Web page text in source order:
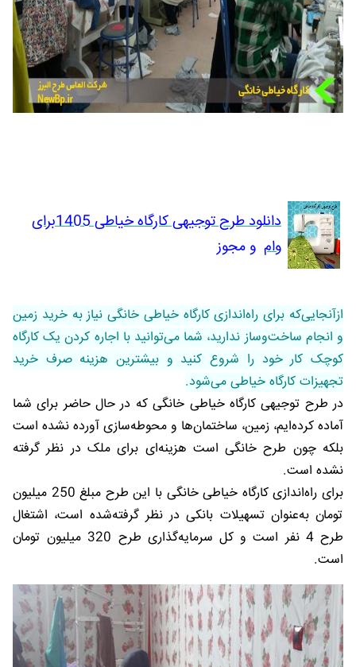
دانلود طرح توجیهی کارگاه خیاطی 1405برای
وام و مجوز
ازآنجایی‌که برای راه‌اندازی کارگاه خیاطی خانگی نیاز به خرید زمین
و انجام ساخت‌وساز ندارید، شما می‌توانید با اجاره کردن یک کارگاه
کوچک کار خود را شروع کنید و بیشترین هزینه صرف خرید
تجهیزات کارگاه خیاطی می‌شود.
در طرح توجیهی کارگاه خیاطی خانگی که در حال حاضر برای شما
آماده کرده‌ایم، زمین، ساختمان‌ها و محوطه‌سازی آورده نشده است
بلکه چون طرح خانگی است هزینه‌ای برای ملک در نظر گرفته
نشده است.
برای راه‌اندازی کارگاه خیاطی خانگی با این طرح مبلغ 250 میلیون
تومان به‌عنوان تسهیلات بانکی در نظر گرفته‌شده است، اشتغال
طرح 4 نفر است و کل سرمایه‌گذاری طرح 320 میلیون تومان
است.